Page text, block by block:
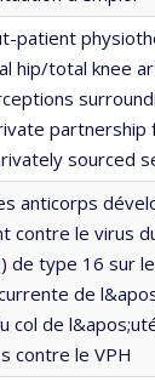
patient
hip/total knee
partnership
sourced
anticorps
contre le virus
de type 16 sur
de
col de
contre le VPH